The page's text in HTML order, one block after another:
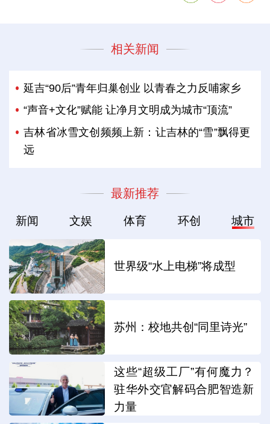
相关新闻
延吉“90后”青年归巢创业 以青春之力反哺家乡
“声音+文化”赋能 让净月文明成为城市“顶流”
吉林省冰雪文创频频上新：让吉林的“雪”飘得更
远
最新推荐
新闻 文娱 体育 环创 城市
世界级“水上电梯”将成型
苏州：校地共创“同里诗光”
这些“超级工厂”有何魔力？
驻华外交官解码合肥智造新
力量